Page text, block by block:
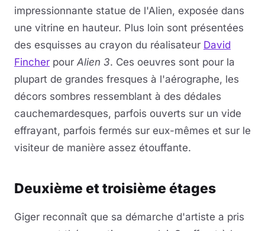
impressionnante statue de l'Alien, exposée dans
une vitrine en hauteur. Plus loin sont présentées
des esquisses au crayon du réalisateur David
Fincher pour Alien 3. Ces oeuvres sont pour la
plupart de grandes fresques à l'aérographe, les
décors sombres ressemblant à des dédales
cauchemardesques, parfois ouverts sur un vide
effrayant, parfois fermés sur eux-mêmes et sur le
visiteur de manière assez étouffante.
Deuxième et troisième étages
Giger reconnaît que sa démarche d'artiste a pris